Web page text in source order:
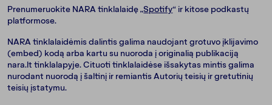
Prenumeruokite NARA tinklalaidę „Spotify“ ir kitose podkastų
platformose.
NARA tinklalaidėmis dalintis galima naudojant grotuvo įklijavimo
(embed) kodą arba kartu su nuoroda į originalią publikaciją
nara.lt tinklalapyje. Cituoti tinklalaidėse išsakytas mintis galima
nurodant nuorodą į šaltinį ir remiantis Autorių teisių ir gretutinių
teisių įstatymu.